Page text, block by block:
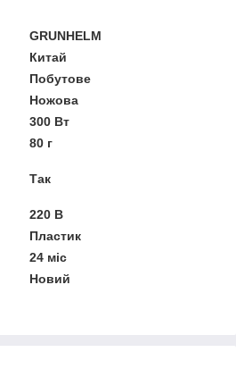
GRUNHELM
Китай
Побутове
Ножова
300 Вт
80 г
Так
220 В
Пластик
24 міс
Новий